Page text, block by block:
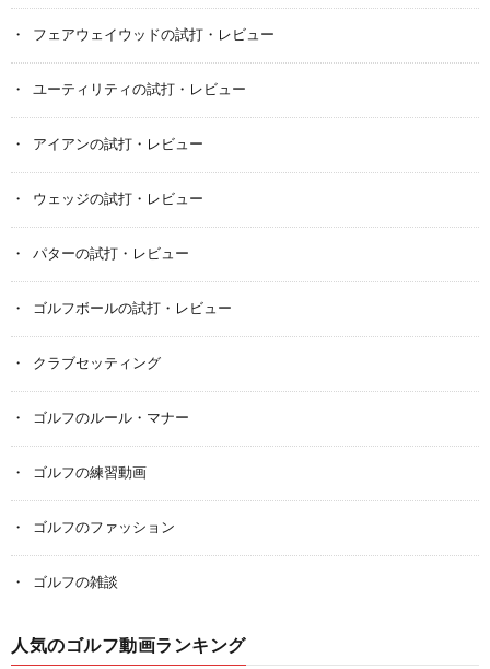
フェアウェイウッドの試打・レビュー
ユーティリティの試打・レビュー
アイアンの試打・レビュー
ウェッジの試打・レビュー
パターの試打・レビュー
ゴルフボールの試打・レビュー
クラブセッティング
ゴルフのルール・マナー
ゴルフの練習動画
ゴルフのファッション
ゴルフの雑談
人気のゴルフ動画ランキング